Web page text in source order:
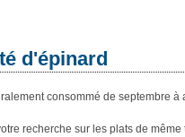
d'épinard
consommé de septembre à
recherche sur les plats de